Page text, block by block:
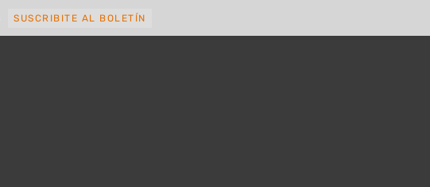
SUSCRIBITE AL BOLETÍN